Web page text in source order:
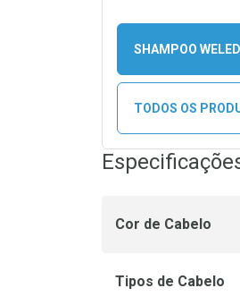
SHAMPOO
TODOS OS
Cor de Cabelo
Tipos de Cabelo